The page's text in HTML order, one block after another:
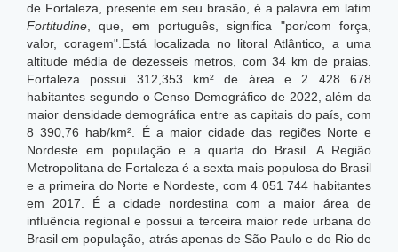
de Fortaleza, presente em seu brasão, é a palavra em latim
Fortitudine , que, em português, significa "por/com força,
valor, coragem".Está localizada no litoral Atlântico, a uma
altitude média de dezesseis metros, com 34 km de praias.
Fortaleza possui 312,353 km² de área e 2 428 678
habitantes segundo o Censo Demográfico de 2022, além da
maior densidade demográfica entre as capitais do país, com
8 390,76 hab/km².
É a maior cidade das regiões Norte e
Nordeste em população e a quarta do Brasil. A Região
Metropolitana de Fortaleza é a sexta mais populosa do Brasil
e a primeira do Norte e Nordeste, com 4 051 744 habitantes
em 2017. É a cidade nordestina com a maior área de
influência regional e possui a terceira maior rede urbana do
Brasil em população, atrás apenas de São Paulo e do Rio de